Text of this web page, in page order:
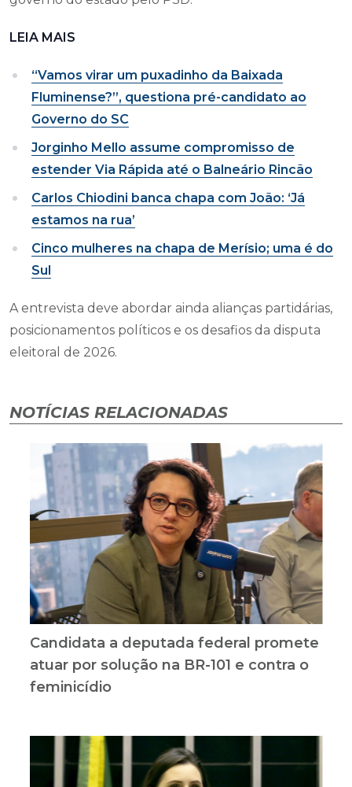
LEIA MAIS
“Vamos virar um puxadinho da Baixada
Fluminense?”, questiona pré-candidato ao
Governo do SC
Jorginho Mello assume compromisso de
estender Via Rápida até o Balneário Rincão
Carlos Chiodini banca chapa com João: ‘Já
estamos na rua’
Cinco mulheres na chapa de Merísio; uma é do
Sul
A entrevista deve abordar ainda alianças partidárias,
posicionamentos políticos e os desafios da disputa
eleitoral de 2026.
NOTÍCIAS RELACIONADAS
Candidata a deputada federal promete
atuar por solução na BR-101 e contra o
feminicídio